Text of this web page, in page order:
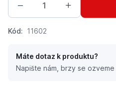
Kód: 11602
Máte dotaz k produktu?
Napište nám, brzy se ozveme